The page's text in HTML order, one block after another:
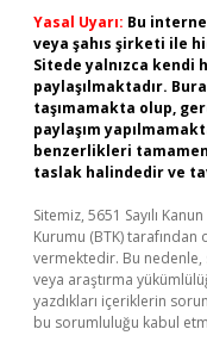
Yasal Uyarı: Bu
veya şahıs şirketi ile
Sitede yalnızca kendi
paylaşılmaktadır.
taşımamakta olup,
paylaşım
benzerlikleri
taslak halindedir ve
Sitemiz, 5651 Sayılı
Kurumu (BTK) tarafından
vermektedir. Bu
veya araştırma
yazdıkları içeriklerin
bu sorumluluğu kabul